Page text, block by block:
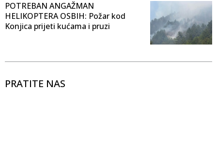
POTREBAN ANGAŽMAN
HELIKOPTERA OSBIH: Požar kod
Konjica prijeti kućama i pruzi
PRATITE NAS